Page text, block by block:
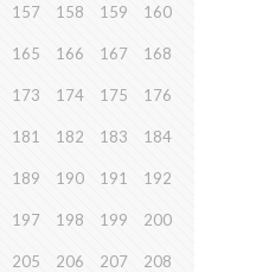
157 158 159 160
165 166 167 168
173 174 175 176
181 182 183 184
189 190 191 192
197 198 199 200
205 206 207 208